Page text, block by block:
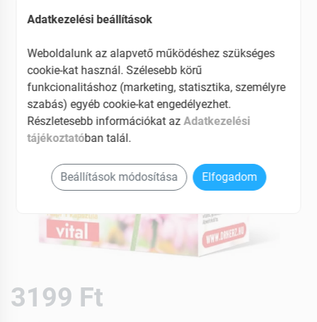
3199 Ft
Adatkezelési beállítások
Weboldalunk az alapvető működéshez szükséges
cookie-kat használ. Szélesebb körű
funkcionalitáshoz (marketing, statisztika, személyre
szabás) egyéb cookie-kat engedélyezhet.
Részletesebb információkat azAdatkezelési
tájékoztatóban talál.
Beállítások módosítása Elfogadom